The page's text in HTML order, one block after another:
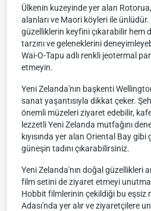
Ülkenin kuzeyinde yer alan
alanları ve Maori köyleri ile
güzelliklerin keyfini çıkarabilir hem
tarzını ve geleneklerini
Wai-O-Tapu adlı renkli jeotermal
etmeyin.
Yeni Zelanda'nın başkenti
sanat yaşantısıyla dikkat çeker.
önemli müzeleri ziyaret edebilir,
lezzetli Yeni Zelanda mutfağını
kıyısında yer alan Oriental Bay
güneşin tadını çıkarabilirsiniz.
Yeni Zelanda'nın doğal güzellikleri
film setini de ziyaret etmeyi
Hobbit filmlerinin çekildiği bu eşsiz
Adası'nda yer alır ve ziyaretçilere